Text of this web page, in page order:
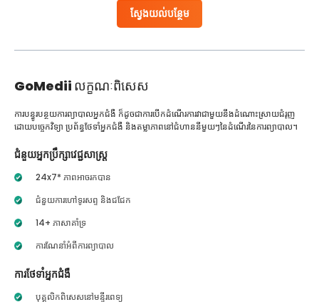
ស្វែងយល់បន្ថែម
GoMedii លក្ខណៈពិសេស
ការបន្ធូរបន្ថយការព្យាបាលអ្នកជំងឺ ក៏ដូចជាការបើកដំណើរការវាជាមួយនឹងដំណោះស្រាយជំរុញ
ដោយបច្ចេកវិទ្យា ប្រព័ន្ធថែទាំអ្នកជំងឺ និងតម្លាភាពនៅជំហាននីមួយៗនៃដំណើរនៃការព្យាបាល។
ជំនួយអ្នកប្រឹក្សាវេជ្ជសាស្ត្រ
24x7* ភាពអាចរកបាន
ជំនួយការហៅទូរសព្ទ និងជជែក
14+ ភាសាគាំទ្រ
ការណែនាំអំពីការព្យាបាល
ការថែទាំអ្នកជំងឺ
បុគ្គលិកពិសេសនៅមន្ទីរពេទ្យ